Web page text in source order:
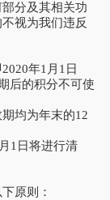
分及其相关功
视为我们违反
年1月1日
后的积分不可使
均为年末的12
1日将进行清
原则：